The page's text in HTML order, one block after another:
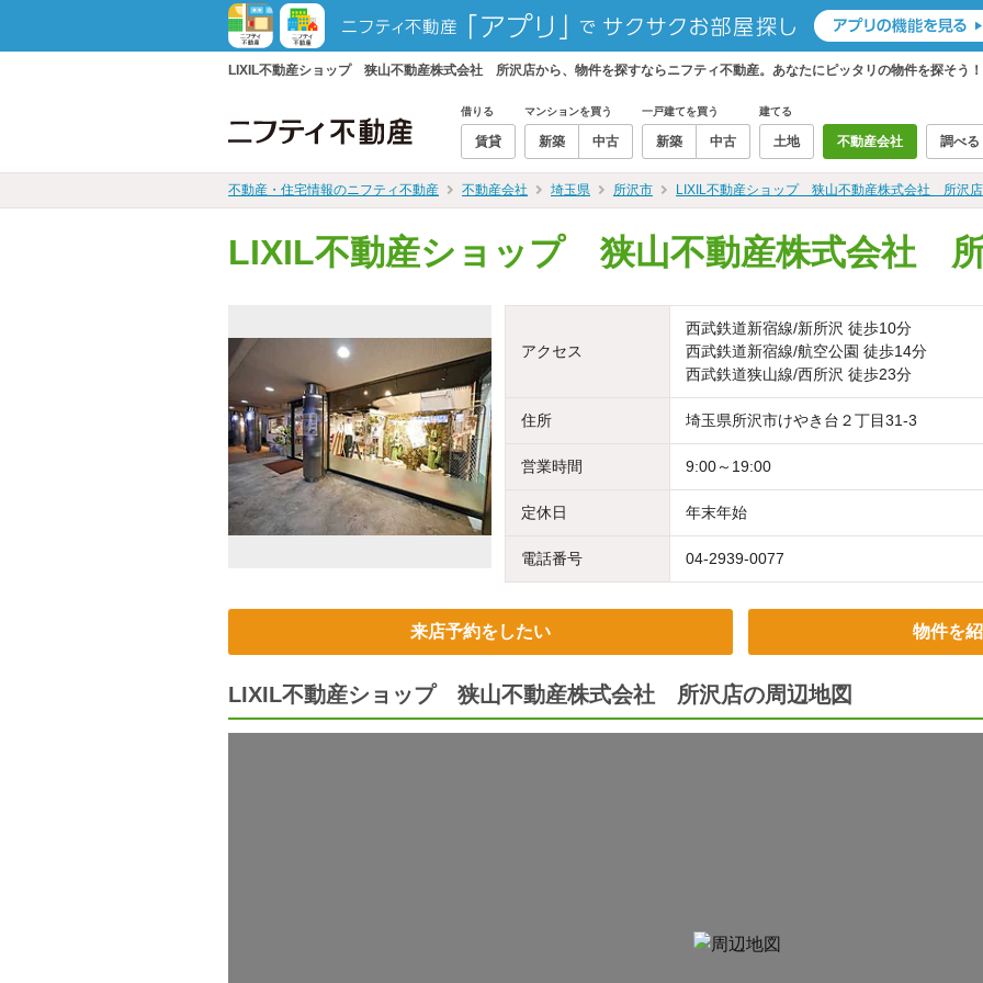
LIXIL不動産ショップ 狭山不動産株式会社 所沢店から、物件を探すならニフティ不動産。あなたにピッタリの物件を探そう！
借りる
賃貸
マンションを買う
新築 中古
一戸建てを買う
新築 中古
建てる
土地 不動産会社 調べる
不動産・住宅情報のニフティ不動産 不動産会社 埼玉県 所沢市 LIXIL不動産ショップ 狭山不動産株式会社 所沢店
LIXIL不動産ショップ 狭山不動産株式会社
アクセス
西武鉄道新宿線/新所沢 徒歩10分
西武鉄道新宿線/航空公園 徒歩14分
西武鉄道狭山線/西所沢 徒歩23分
住所 埼玉県所沢市けやき台２丁目31-3
営業時間 9:00～19:00
定休日 年末年始
電話番号 04-2939-0077
来店予約をしたい 物件を
LIXIL不動産ショップ 狭山不動産株式会社 所沢店の周辺地図